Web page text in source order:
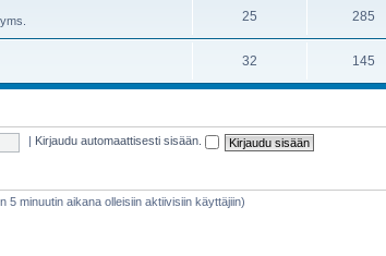
25 285
32 145
Kirjaudu automaattisesti sisään.
5 minuutin aikana olleisiin aktiivisiin käyttäjiin)